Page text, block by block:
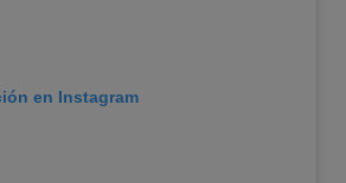
en Instagram